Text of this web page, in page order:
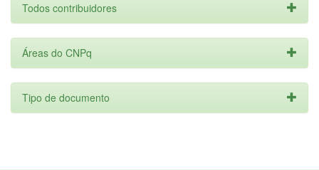
Todos contribuidores
Áreas do CNPq
Tipo de documento